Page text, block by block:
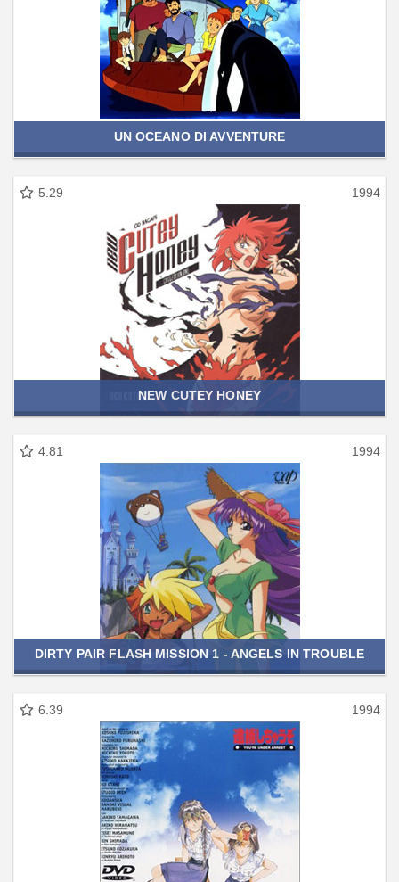
UN OCEANO DI AVVENTURE
5.29 1994
NEW CUTEY HONEY
4.81 1994
DIRTY PAIR FLASH MISSION 1 - ANGELS IN TROUBLE
6.39 1994